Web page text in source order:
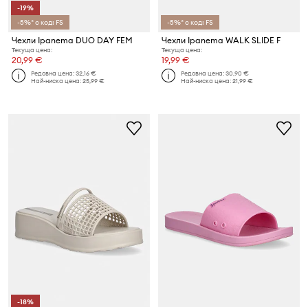
-19%
-5%* с код: FS
Чехли Ipanema DUO DAY FEM
Текуща цена:
20,99 €
Редовна цена:32,16 €
Най-ниска цена:25,99 €
-5%* с код: FS
Чехли Ipanema WALK SLIDE F
Текуща цена:
19,99 €
Редовна цена:30,90 €
Най-ниска цена:21,99 €
-18%